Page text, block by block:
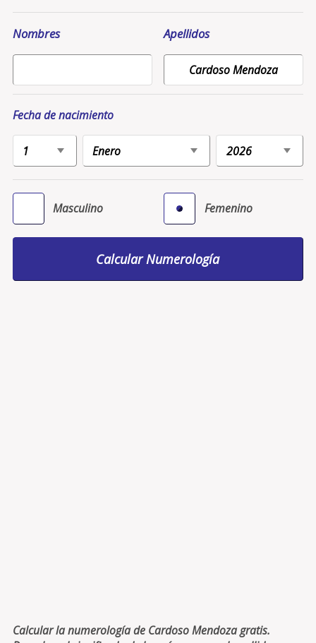
Nombres Apellidos
Fecha de nacimiento
Masculino Femenino
Calcular la numerología de Cardoso Mendoza gratis.